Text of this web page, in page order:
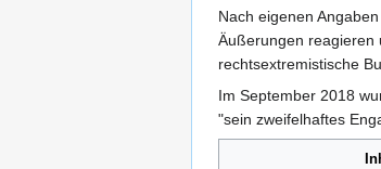
Nach eigenen
Äußerungen reagieren
rechtsextremistische
Im September 2018
"sein zweifelhaftes